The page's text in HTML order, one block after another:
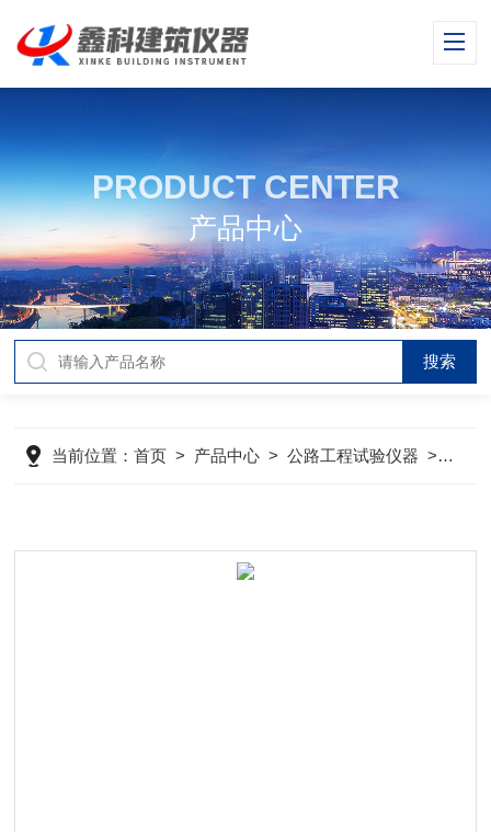
PRODUCT CENTER
产品中心
当前位置：首页 > 产品中心 >公路工程试验仪器 > 公路